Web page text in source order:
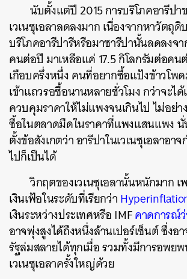
นับตั้งแต่ปี 2015 การบริโภคอารีปา
เวเนซุเอลาลดลงมาก เนื่องจากหาวัตถุดิ
บริโภคอารีปารีหรือมาซารีปานั้นลดลงจ
คนต่อปี มาเหลือแค่ 17.5 กิโลกรัมต่อค
เกือบครึ่งหนึ่ง คนที่อยากซื้อแป้งข้าวโพ
เข้าแถวรอซื้อนานหลายชั่วโมง กว่าจะไ
ควบคุมราคาให้ไม่แพงจนเกินไป ไม่อย่
ซื้อในตลาดมืดในราคาที่แพงแสนแพง
ตั้งข้อสังเกตว่า อารีปาในเวเนซุเอลาอา
ไปก็เป็นได้
วิกฤตของเวเนซุเอลานั้นหนักมาก เ
เงินเฟ้อในระดับที่เรียกว่า
เงินระหว่างประเทศหรือ IMFคาดการณ์
อาจพุ่งสูงได้ถึงหนึ่งล้านเปอร์เซ็นต์ ซึ่งอ
รัฐล่มสลายได้ทุกเมื่อ รวมทั้งมีการอพย
เวเนซุเอลาครั้งใหญ่ด้วย